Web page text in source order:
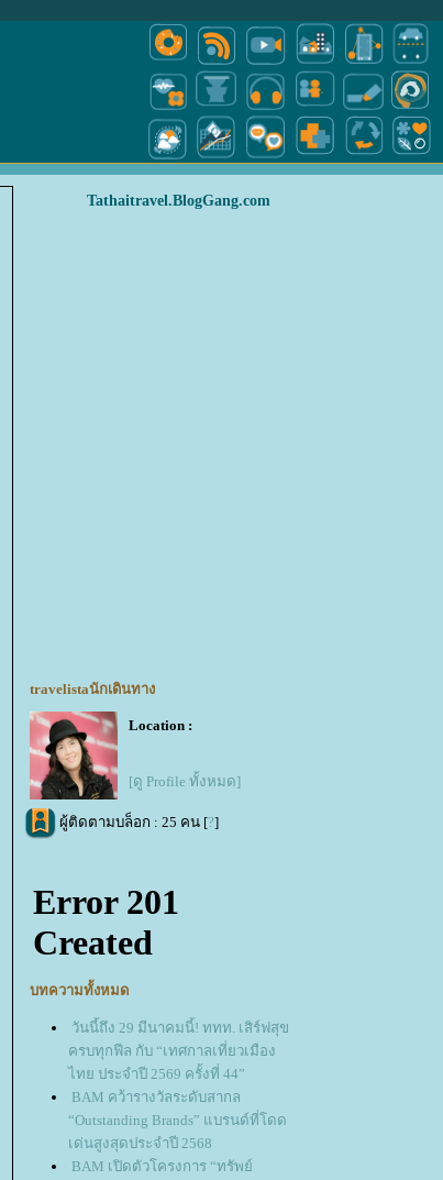
Tathaitravel.BlogGang.com
travelistaนักเดินทาง
Location :
[ดู Profile ทั้งหมด]
ผู้ติดตามบล็อก : 25 คน [?]
บทความทั้งหมด
วันนี้ถึง 29 มีนาคมนี้! ททท. เสิร์ฟสุข
ครบทุกฟีล กับ “เทศกาลเที่ยวเมือง
ไทย ประจำปี 2569 ครั้งที่ 44”
BAM คว้ารางวัลระดับสากล
“Outstanding Brands” แบรนด์ที่โดด
เด่นสูงสุดประจำปี 2568
BAM เปิดตัวโครงการ “ทรัพย์